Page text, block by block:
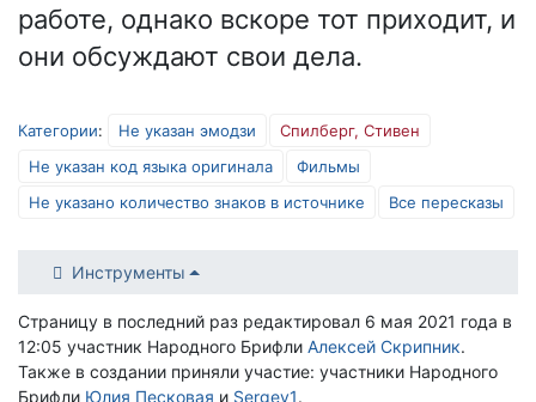
работе, однако вскоре тот приходит, и
они обсуждают свои дела.
Категории: Не указан эмодзи
Спилберг, Стивен
Не указан код языка оригинала
Фильмы
Не указано количество знаков в источнике
Все пересказы
Инструменты
Страницу в последний раз редактировал 6 мая 2021 года в
12:05 участник Народного Брифли Алексей Скрипник.
Также в создании приняли участие: участники Народного
Брифли Юлия Песковая и Sergey1.